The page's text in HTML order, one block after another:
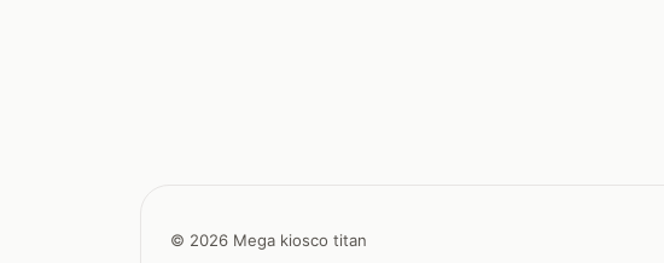
© 2026 Mega kiosco titan